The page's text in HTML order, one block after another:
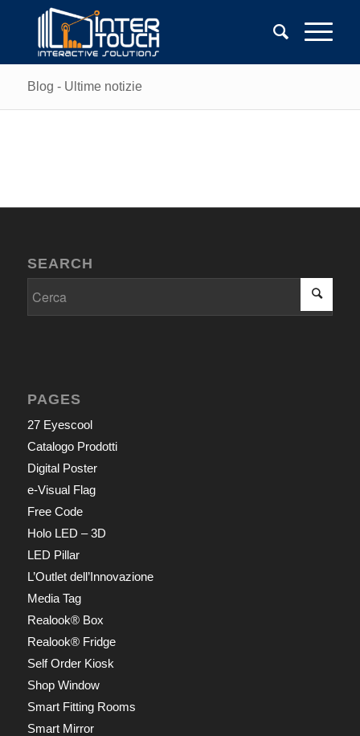
Blog - Ultime notizie
SEARCH
PAGES
27 Eyescool
Catalogo Prodotti
Digital Poster
e-Visual Flag
Free Code
Holo LED – 3D
LED Pillar
L’Outlet dell’Innovazione
Media Tag
Realook® Box
Realook® Fridge
Self Order Kiosk
Shop Window
Smart Fitting Rooms
Smart Mirror